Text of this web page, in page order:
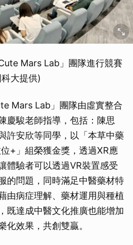
Mars Lab」團隊進行競賽
大提供)
Mars Lab」團隊由虛實整合
慶駿老師指導，包括：陳思
許安欣等同學，以「本草中藥
+」組榮獲金獎，透過XR應
體驗者可以透過VR裝置感受
的問題，同時滿足中醫藥材特
由病症理解、藥材運用與種植
既達成中醫文化推廣也能增加
化效果，共創雙贏。